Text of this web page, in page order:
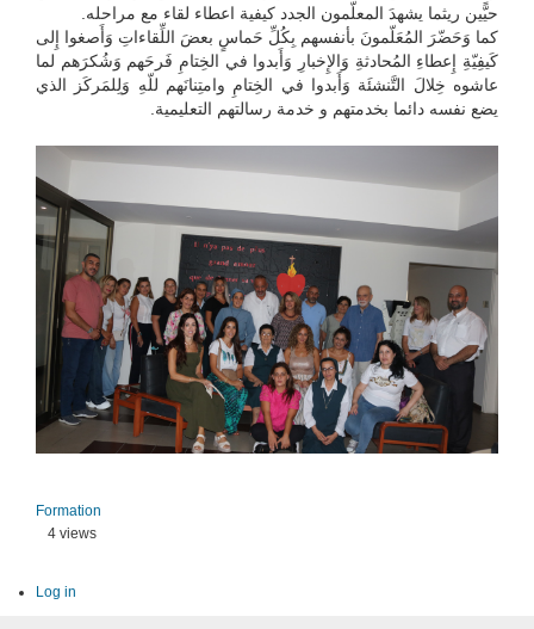
حيًّين ريثما يشهدَ المعلّمون الجدد كيفية اعطاء لقاء مع مراحله.
كما وَحَضّرَ المُعَلّمونَ بأنفسهم بِكُلِّ حَماسٍ بعضَ اللِّقاءاتِ وَأَصغوا إِلى
كَيفِيّةِ إِعطاءِ المُحادثةِ وَالإِخبارِ وَأَبدوا في الخِتامِ فَرحَهم وَشُكرَهم لما
عاشوه خِلالَ التَّنشئَة وَأَبدوا في الخِتامِ وامتِنانَهم للّهِ وَلِلمَركَز الذي
يضع نفسه دائما بخدمتهم و خدمة رسالتهم التعليمية.
Formation
4 views
Log in